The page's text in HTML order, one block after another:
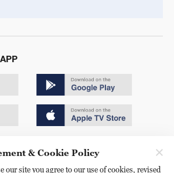
& Cookie Policy
site you agree to our use of cookies, revised